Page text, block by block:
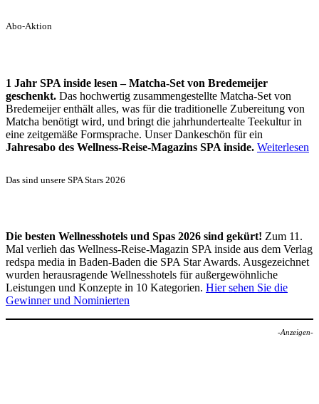
Abo-Aktion
1 Jahr SPA inside lesen – Matcha-Set von Bredemeijer
geschenkt. Das hochwertig zusammengestellte Matcha-Set von
Bredemeijer enthält alles, was für die traditionelle Zubereitung von
Matcha benötigt wird, und bringt die jahrhundertealte Teekultur in
eine zeitgemäße Formsprache. Unser Dankeschön für ein
Jahresabo des Wellness-Reise-Magazins SPA inside. Weiterlesen
Das sind unsere SPA Stars 2026
Die besten Wellnesshotels und Spas 2026 sind gekürt! Zum 11.
Mal verlieh das Wellness-Reise-Magazin SPA inside aus dem Verlag
redspa media in Baden-Baden die SPA Star Awards. Ausgezeichnet
wurden herausragende Wellnesshotels für außergewöhnliche
Leistungen und Konzepte in 10 Kategorien. Hier sehen Sie die
Gewinner und Nominierten
-Anzeigen-